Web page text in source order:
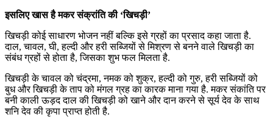
इसलिए खास है मकर संक्रांति की ‘खिचड़ी’
खिचड़ी कोई साधारण भोजन नहीं बल्कि इसे ग्रहों का प्रसाद कहा जाता है.
दाल, चावल, घी, हल्दी और हरी सब्जियों से मिश्रण से बनने वाले खिचड़ी का
संबंध ग्रहों से होता है, जिसका शुभ फल मिलता है.
खिचड़ी के चावल को चंद्रमा, नमक को शुक्र, हल्दी को गुरु, हरी सब्जियों को
बुध और खिचड़ी के ताप को मंगल ग्रह का कारक माना गया है. मकर संकांति पर
बनी काली ऊड़द दाल की खिचड़ी को खाने और दान करने से सूर्य देव के साथ
शनि देव की कृपा प्राप्त होती है.